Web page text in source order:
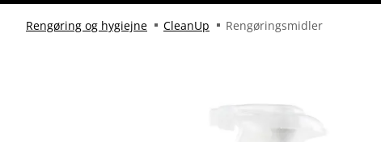
Rengøring og hygiejne CleanUp Rengøringsmidler